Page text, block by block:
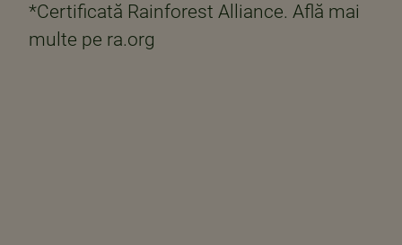
*Certificată Rainforest Alliance. Află mai
multe pe ra.org